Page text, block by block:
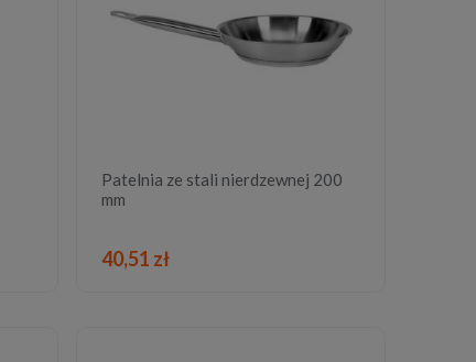
Patelnia ze stali nierdzewnej 200
mm
40,51 zł